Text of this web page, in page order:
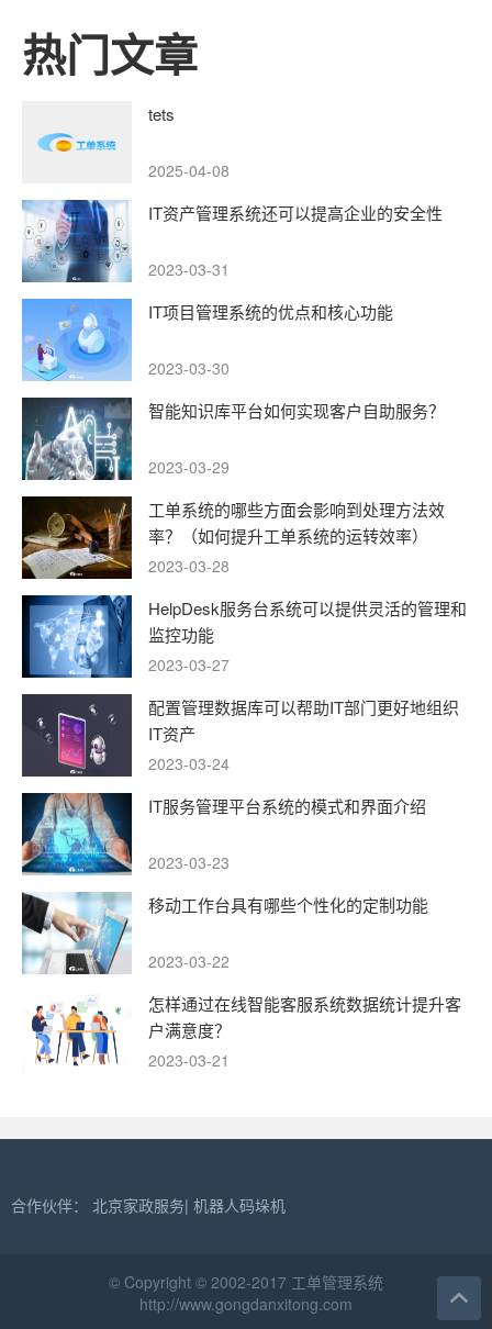
热门文章
tets
2025-04-08
IT资产管理系统还可以提高企业的安全性
2023-03-31
IT项目管理系统的优点和核心功能
2023-03-30
智能知识库平台如何实现客户自助服务？
2023-03-29
工单系统的哪些方面会影响到处理方法效
率？（如何提升工单系统的运转效率）
2023-03-28
HelpDesk服务台系统可以提供灵活的管理和
监控功能
2023-03-27
配置管理数据库可以帮助IT部门更好地组织
IT资产
2023-03-24
IT服务管理平台系统的模式和界面介绍
2023-03-23
移动工作台具有哪些个性化的定制功能
2023-03-22
怎样通过在线智能客服系统数据统计提升客
户满意度？
2023-03-21
合作伙伴： 北京家政服务| 机器人码垛机
© Copyright © 2002-2017 工单管理系统
http://www.gongdanxitong.com